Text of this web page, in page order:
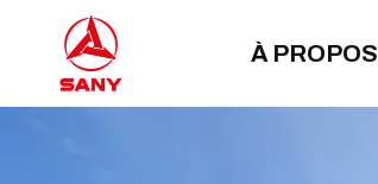
À PROPOS